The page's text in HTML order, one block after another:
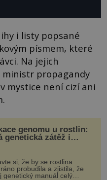
i listy popsané
písmem, které
Na jejich
ministr propagandy
mystice není cizí ani
genomu u rostlin:
genetická zátěž i
si, že by se rostlina
probudila a zjistila, že
genetický manuál celý